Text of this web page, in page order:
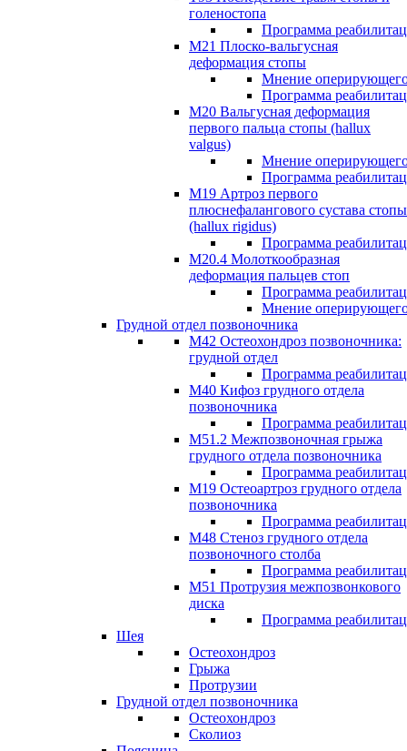
голеностопа
Программа
М21 Плоско-вальгусная
деформация стопы
Мнение
Программа
М20 Вальгусная деформация
первого пальца стопы (hallux
valgus)
Мнение
Программа
М19 Артроз первого
плюснефалангового сустава стопы
(hallux rigidus)
Программа
М20.4 Молоткообразная
деформация пальцев стоп
Программа
Мнение
Грудной отдел позвоночника
М42 Остеохондроз позвоночника:
грудной отдел
Программа
М40 Кифоз грудного отдела
позвоночника
Программа
M51.2 Межпозвоночная грыжа
грудного отдела позвоночника
Программа
М19 Остеоартроз грудного отдела
позвоночника
Программа
M48 Стеноз грудного отдела
позвоночного столба
Программа
М51 Протрузия межпозвонкового
диска
Программа
Шея
Остеохондроз
Грыжа
Протрузии
Грудной отдел позвоночника
Остеохондроз
Сколиоз